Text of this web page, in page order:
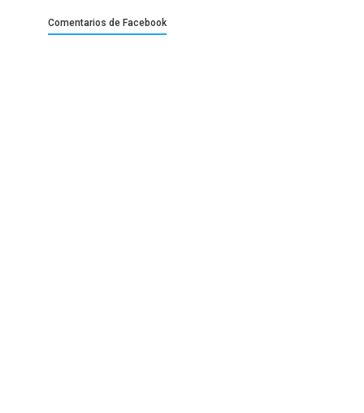
Comentarios de Facebook